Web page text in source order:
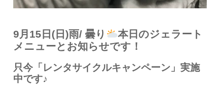
9月15日(日)雨/ 曇り
本日のジェラート
メニューとお知らせです！
只今「レンタサイクルキャンペーン」実施
中です♪